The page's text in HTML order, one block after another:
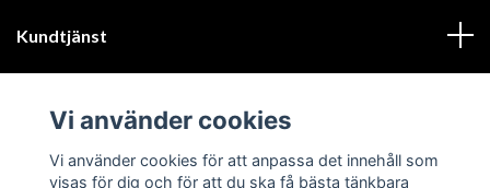
Kundtjänst
Sociala medier
Vi använder cookies
Vi använder cookies för att anpassa det innehåll som
visas för dig och för att du ska få bästa tänkbara